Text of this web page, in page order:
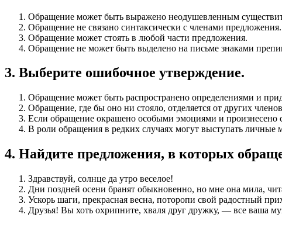
Обращение может быть выражено неодушевленным
Обращение не связано синтаксически с членами предложения.
Обращение может стоять в любой части предложения.
Обращение не может быть выделено на письме знаками
3. Выберите ошибочное утверждение.
Обращение может быть распространено определениями и
Обращение, где бы оно ни стояло, отделяется от других
Если обращение окрашено особыми эмоциями и произнесено
В роли обращения в редких случаях могут выступать
4. Найдите предложения, в которых
Здравствуй, солнце да утро веселое!
Дни поздней осени бранят обыкновенно, но мне она мила,
Ускорь шаги, прекрасная весна, поторопи свой радостный
Друзья! Вы хоть охрипните, хваля друг дружку, — все ваша